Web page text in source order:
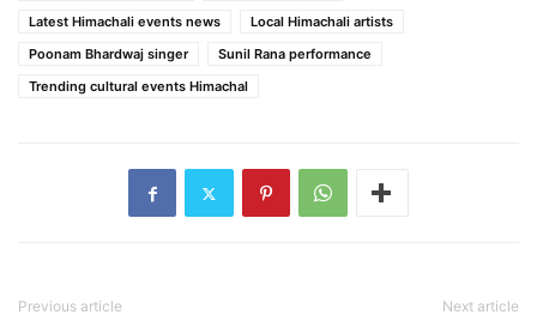
Latest Himachali events news
Local Himachali artists
Poonam Bhardwaj singer
Sunil Rana performance
Trending cultural events Himachal
Previous article Next article